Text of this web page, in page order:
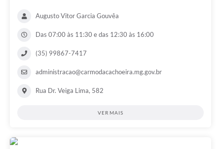
Augusto Vitor Garcia Gouvêa
Das 07:00 às 11:30 e das 12:30 às 16:00
(35) 99867-7417
administracao@carmodacachoeira.mg.gov.br
Rua Dr. Veiga Lima, 582
VER MAIS